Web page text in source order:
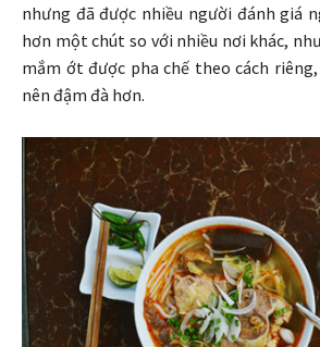
nhưng đã được nhiều người đánh giá
hơn một chút so với nhiều nơi khác,
mắm ớt được pha chế theo cách
nên đậm đà hơn.